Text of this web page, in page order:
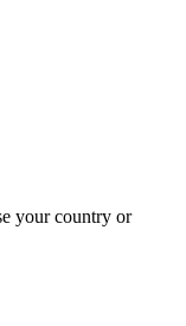
your country or